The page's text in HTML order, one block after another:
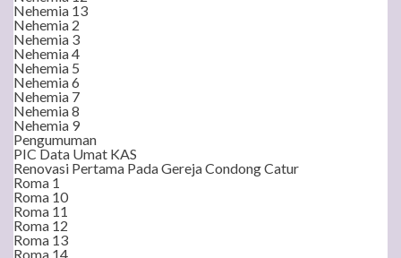
Nehemia 13
Nehemia 2
Nehemia 3
Nehemia 4
Nehemia 5
Nehemia 6
Nehemia 7
Nehemia 8
Nehemia 9
Pengumuman
PIC Data Umat KAS
Renovasi Pertama Pada Gereja Condong Catur
Roma 1
Roma 10
Roma 11
Roma 12
Roma 13
Roma 14